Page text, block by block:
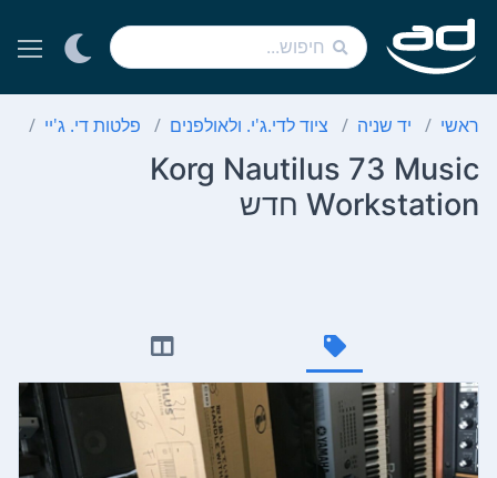
ראשי יד שניה ציוד לדי.ג'י. ולאולפנים פלטות די. ג'יי
Korg Nautilus 73 Music
Workstation חדש